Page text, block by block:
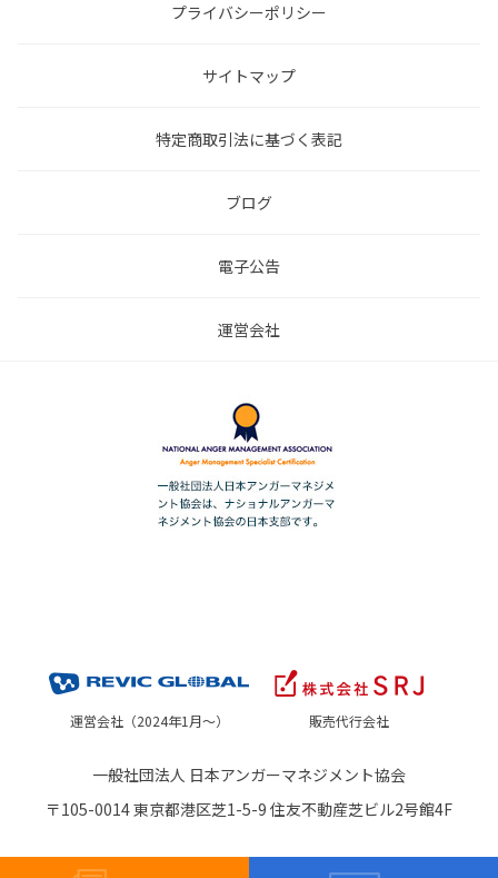
プライバシーポリシー
サイトマップ
特定商取引法に基づく表記
ブログ
電子公告
運営会社
運営会社（2024年1月～） 販売代行会社
一般社団法人 日本アンガーマネジメント協会
〒105-0014 東京都港区芝1-5-9 住友不動産芝ビル2号館4F